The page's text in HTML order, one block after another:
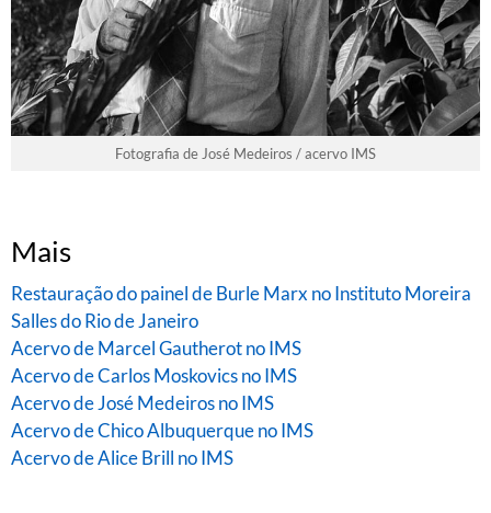
Fotografia de José Medeiros / acervo IMS
Mais
Restauração do painel de Burle Marx no Instituto Moreira
Salles do Rio de Janeiro
Acervo de Marcel Gautherot no IMS
Acervo de Carlos Moskovics no IMS
Acervo de José Medeiros no IMS
Acervo de Chico Albuquerque no IMS
Acervo de Alice Brill no IMS